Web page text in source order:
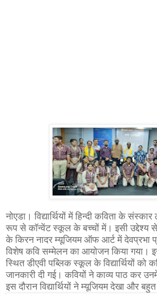
नोएडा। विद्यार्थियों में हिन्दी कविता के
रूप से कॉन्वेंट स्कूल के बच्चों में। इसी उद्देश्य
के किरन नादर म्यूजियम ऑफ आर्ट में देवप्रभा
विशेष कवि सम्मेलन का आयोजन किया गया। इस
स्थित डीएवी पब्लिक स्कूल के विद्यार्थियों को
जानकारी दी गई। कवियों ने काव्य पाठ कर
इस दौरान विद्यार्थियों ने म्यूजियम देखा और बहुत